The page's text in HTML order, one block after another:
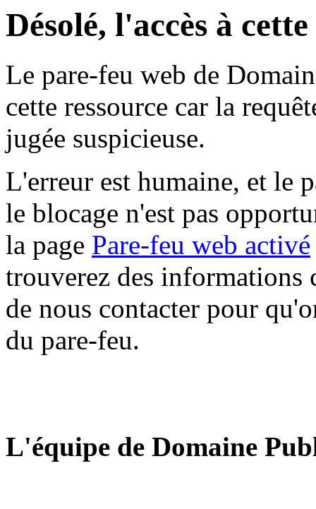
Désolé, l'accès à
Le pare-feu web de
cette ressource car la
jugée suspicieuse.
L'erreur est humaine, et le
le blocage n'est pas
la page Pare-feu web activé
trouverez des informations
de nous contacter pour
du pare-feu.
L'équipe de Domaine